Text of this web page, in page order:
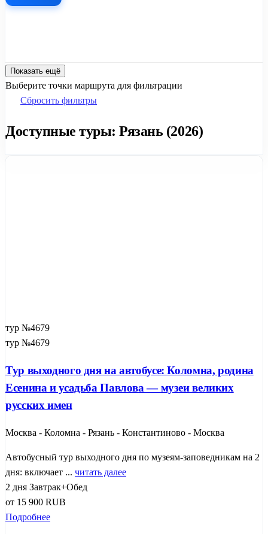
Показать ещё
Выберите точки маршрута для фильтрации
Сбросить фильтры
Доступные туры: Рязань (2026)
тур №4679
тур №4679
Тур выходного дня на автобусе: Коломна, родина
Есенина и усадьба Павлова — музеи великих
русских имен
Москва - Коломна - Рязань - Константиново - Москва
Автобусный тур выходного дня по музеям-заповедникам на 2
дня: включает ... читать далее
2 дня Завтрак+Обед
от 15 900 RUB
Подробнее